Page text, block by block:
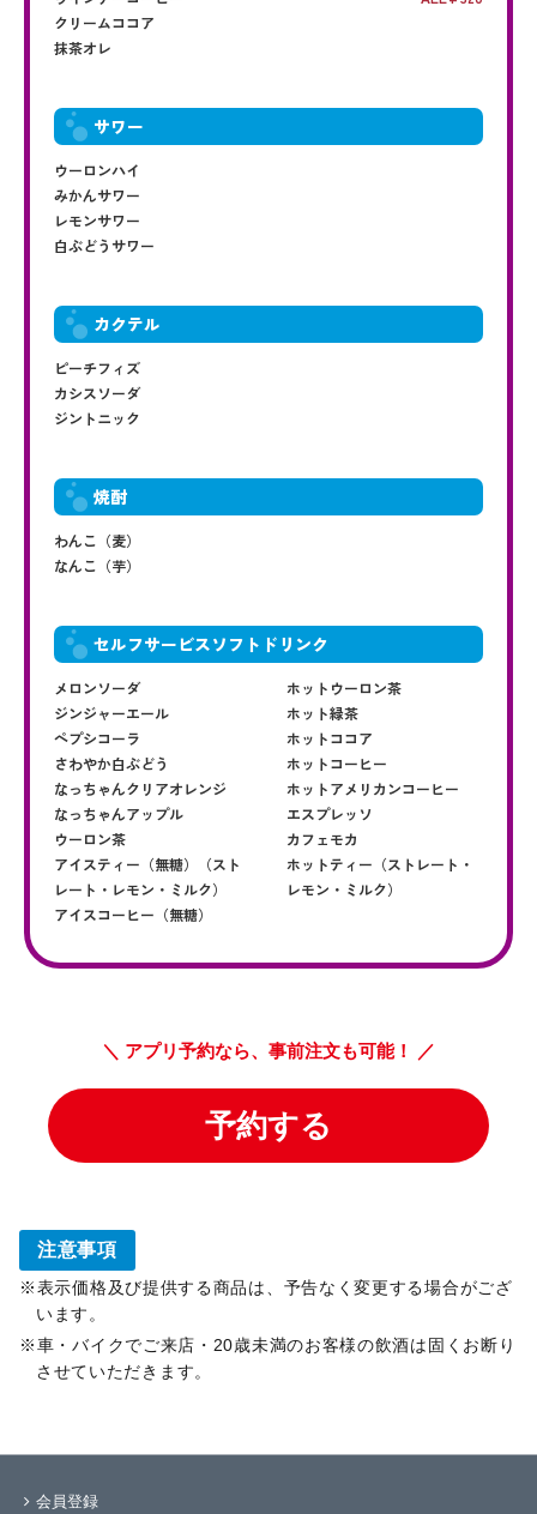
注意事項
表示価格及び提供する商品は、予告なく変更する場合がござ
います。
車・バイクでご来店・20歳未満のお客様の飲酒は固くお断り
させていただきます。
会員登録